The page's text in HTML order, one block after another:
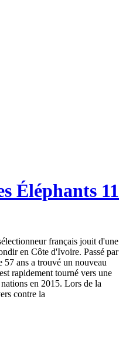
Éléphants 11
français jouit d'une
en Côte d'Ivoire. Passé par
ans a trouvé un nouveau
rapidement tourné vers une
en 2015. Lors de la
contre la